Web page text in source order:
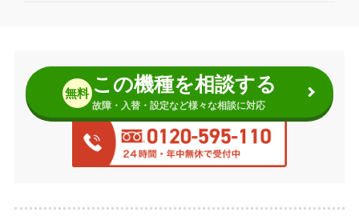
無料 この機種を相談する
故障・入替・設定など様々な相談に対応